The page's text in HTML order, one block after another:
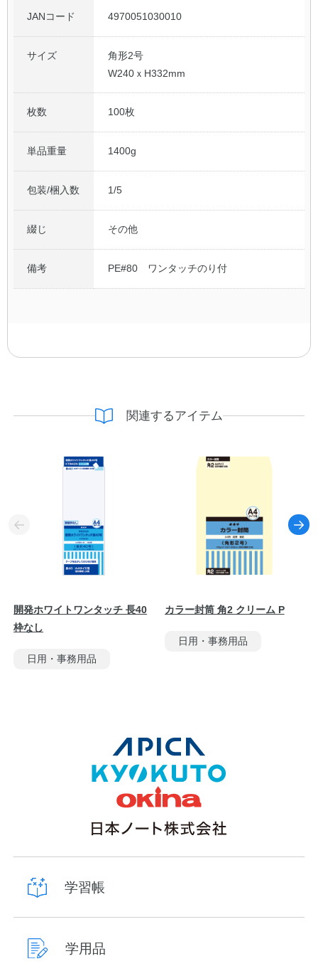
JANコード 4970051030010
サイズ
角形2号
W240ｘH332mm
枚数 100枚
単品重量 1400g
包装/梱入数 1/5
綴じ その他
備考 PE#80 ワンタッチのり付
関連するアイテム
開発ホワイトワンタッチ 長40
枠なし
日用・事務用品
カラー封筒 角2 クリーム P
日用・事務用品
学習帳
学用品